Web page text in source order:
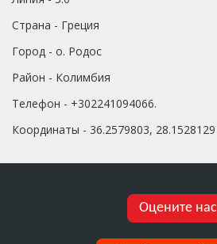
Страна - Греция
Город - о. Родос
Район - Колимбия
Телефон - +302241094066.
Координаты - 36.2579803, 28.1528129
Оцените нас